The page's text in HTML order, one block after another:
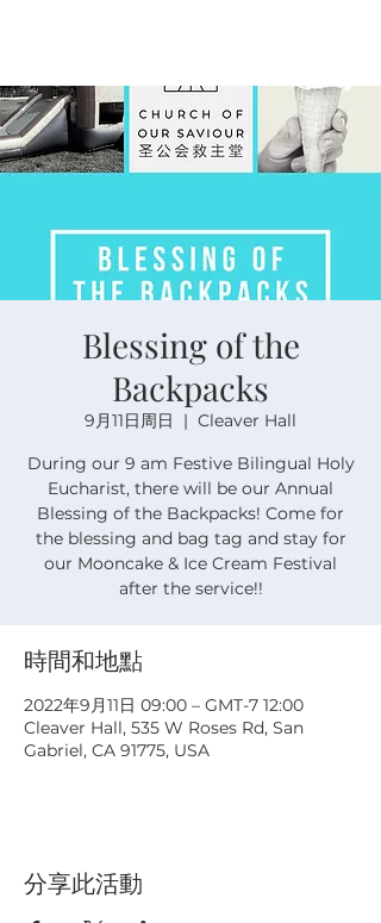
Blessing of the
Backpacks
9月11日周日
  |
Cleaver Hall
During our 9 am Festive Bilingual Holy
Eucharist, there will be our Annual
Blessing of the Backpacks! Come for
the blessing and bag tag and stay for
our Mooncake & Ice Cream Festival
after the service!!
時間和地點
2022年9月11日 09:00 – GMT-7 12:00
Cleaver Hall, 535 W Roses Rd, San
Gabriel, CA 91775, USA
分享此活動